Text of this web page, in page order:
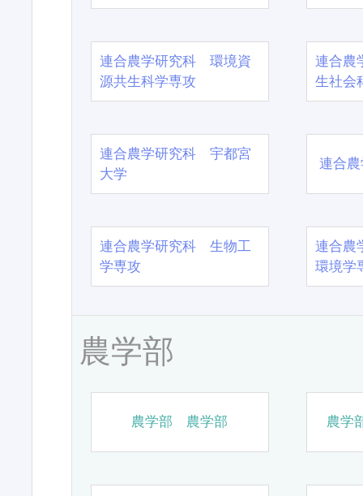
連合農学研究科 環境資
源共生科学専攻
連合農
生社会
連合農学研究科 宇都宮
大学
連合
連合農学研究科 生物工
学専攻
連合農
環境学
農学部
農学部 農学部 農学